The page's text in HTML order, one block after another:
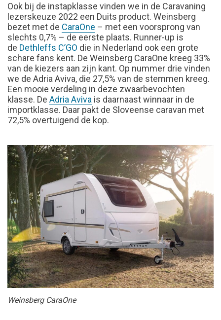
Ook bij de instapklasse vinden we in de Caravaning
lezerskeuze 2022 een Duits product. Weinsberg
bezet met de CaraOne – met een voorsprong van
slechts 0,7% – de eerste plaats. Runner-up is
de Dethleffs C’GO die in Nederland ook een grote
schare fans kent. De Weinsberg CaraOne kreeg 33%
van de kiezers aan zijn kant. Op nummer drie vinden
we de Adria Aviva, die 27,5% van de stemmen kreeg.
Een mooie verdeling in deze zwaarbevochten
klasse. De Adria Aviva is daarnaast winnaar in de
importklasse. Daar pakt de Sloveense caravan met
72,5% overtuigend de kop.
Weinsberg CaraOne